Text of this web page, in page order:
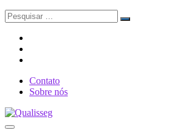
Search
for:
Contato
Sobre nós